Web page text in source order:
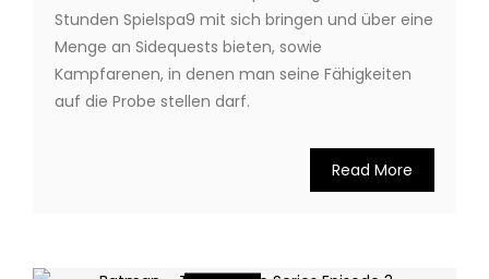
Stunden Spielspa9 mit sich bringen und über eine
Menge an Sidequests bieten, sowie
Kampfarenen, in denen man seine Fähigkeiten
auf die Probe stellen darf.
Read More